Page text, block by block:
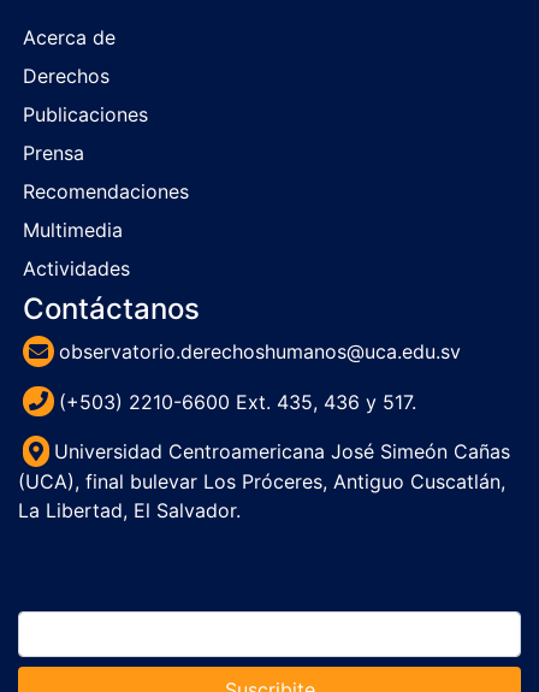
Acerca de
Derechos
Publicaciones
Prensa
Recomendaciones
Multimedia
Actividades
Contáctanos
observatorio.derechoshumanos@uca.edu.sv
(+503) 2210-6600 Ext. 435, 436 y 517.
Universidad Centroamericana José Simeón Cañas
(UCA), final bulevar Los Próceres, Antiguo Cuscatlán,
La Libertad, El Salvador.